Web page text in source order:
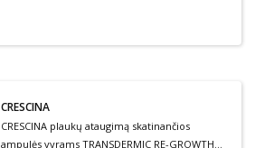
CRESCINA
CRESCINA plaukų ataugimą skatinančios
ampulės vyrams TRANSDERMIC RE-GROWTH